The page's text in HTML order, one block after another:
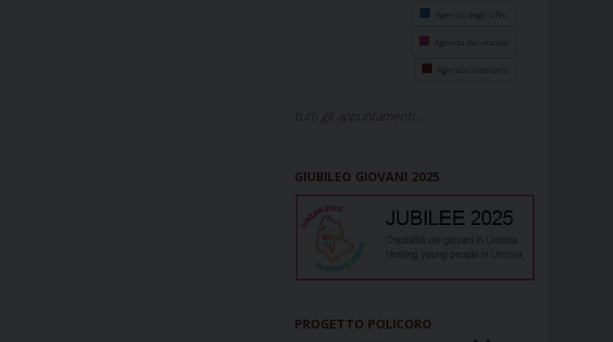
Agenda degli uffici
Agenda del vescovo
Agenda diocesana
tutti gli appuntamenti...
GIUBILEO GIOVANI 2025
PROGETTO POLICORO